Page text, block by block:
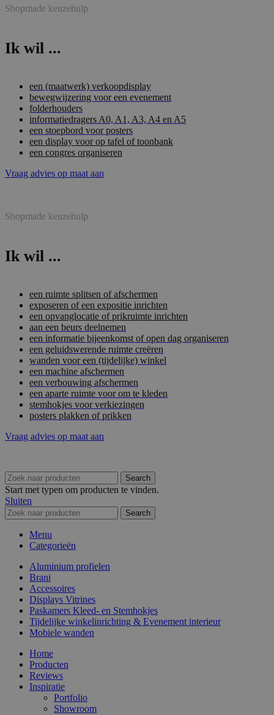
Shopmade keuzehulp
Ik wil ...
een (maatwerk) verkoopdisplay
bewegwijzering voor een evenement
folderhouders
informatiedragers A0, A1, A3, A4 en A5
een stoepbord voor posters
een display voor op tafel of toonbank
een congres organiseren
Vraag advies op maat aan
Shopmade keuzehulp
Ik wil ...
een ruimte splitsen of afschermen
exposeren of een expositie inrichten
een opvanglocatie of prikruimte inrichten
aan een beurs deelnemen
een informatie bijeenkomst of open dag organiseren
een geluidswerende ruimte creëren
wanden voor een (tijdelijke) winkel
een machine afschermen
een verbouwing afschermen
een aparte ruimte voor om te kleden
stemhokjes voor verkiezingen
posters plakken of prikken
Vraag advies op maat aan
Search
Start met typen om producten te vinden.
Sluiten
Search
Menu
Categorieën
Aluminium profielen
Brani
Accessoires
Displays Vitrines
Paskamers Kleed- en Stemhokjes
Tijdelijke winkelinrichting & Evenement interieur
Mobiele wanden
Home
Producten
Reviews
Inspiratie
Portfolio
Showroom